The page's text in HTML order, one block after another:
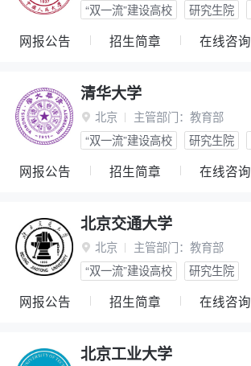
“双一流”建设高校
研究生院
网报公告 招生简章 在线咨询
清华大学
 北京 主管部门： 教育部
“双一流”建设高校
研究生院
网报公告 招生简章 在线咨询
北京交通大学
 北京 主管部门： 教育部
“双一流”建设高校
研究生院
网报公告 招生简章 在线咨询
北京工业大学